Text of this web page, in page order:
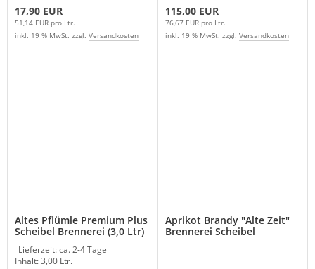
17,90 EUR
51,14 EUR pro Ltr.
inkl. 19 % MwSt. zzgl. Versandkosten
115,00 EUR
76,67 EUR pro Ltr.
inkl. 19 % MwSt. zzgl. Versandkosten
Altes Pflümle Premium Plus
Scheibel Brennerei (3,0 Ltr)
Lieferzeit:ca. 2-4 Tage
Inhalt: 3,00 Ltr.
Aprikot Brandy "Alte Zeit"
Brennerei Scheibel